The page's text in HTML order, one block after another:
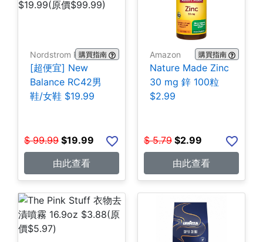
Nordstrom Rack購買指南
[超便宜] New
Balance RC42男
鞋/女鞋 $19.99
$ 99.99 $19.99
由此查看
Amazon 購買指南
Nature Made Zinc
30 mg 鋅 100粒
$2.99
$ 5.79 $2.99
由此查看